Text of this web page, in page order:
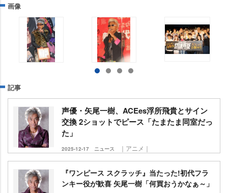
画像
記事
声優・矢尾一樹、ACEes浮所飛貴とサイン
交換 2ショットでピース「たまたま同室だっ
た」
2025-12-17 ニュース ｜アニメ｜
『ワンピース スクラッチ』当たった!初代フラ
ンキー役が歓喜 矢尾一樹「何買おうかなぁ～」